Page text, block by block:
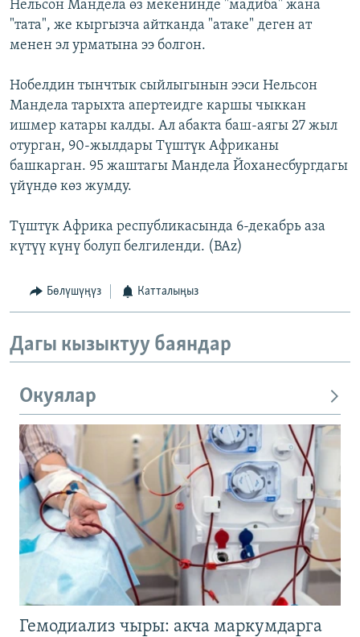
Нельсон Мандела өз мекенинде "мадиба" жана
"тата", же кыргызча айтканда "атаке" деген ат
менен эл урматына ээ болгон.
Нобелдин тынчтык сыйлыгынын ээси Нельсон
Мандела тарыхта апертеидге каршы чыккан
ишмер катары калды. Ал абакта баш-аягы 27 жыл
отурган, 90-жылдары Түштүк Африканы
башкарган. 95 жаштагы Мандела Йоханесбургдагы
үйүндө көз жумду.
Түштүк Африка республикасында 6-декабрь аза
күтүү күнү болуп белгиленди. (BAz)
Бөлүшүңүз Катталыңыз
Дагы кызыктуу баяндар
Окуялар
Гемодиализ чыры: акча маркумдарга